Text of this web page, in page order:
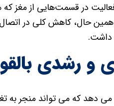
در قسمت‌هایی از مغز
حال، کاهش کلی در اتصال
داشت.
و رشدی
دهد که می تواند منجر به